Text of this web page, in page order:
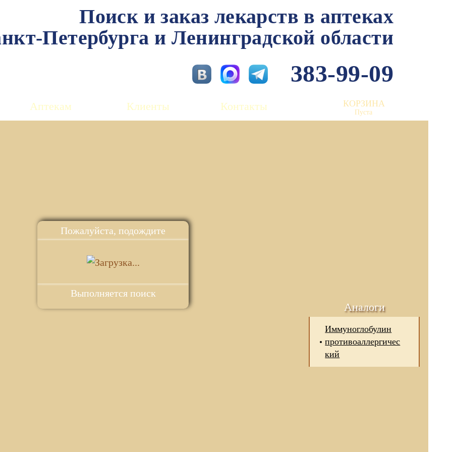
Пожалуйста, подождите
Выполняется поиск
Поиск и заказ лекарств в аптеках
Петербурга и Ленинградской области
383-99-09
Аптекам Клиенты Контакты КОРЗИНА
Пуста
Аналоги
Иммуноглобулин
противоаллергичес
кий